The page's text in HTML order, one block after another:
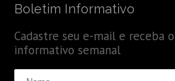
Boletim Informativo
Cadastre seu e-mail e receba
informativo semanal